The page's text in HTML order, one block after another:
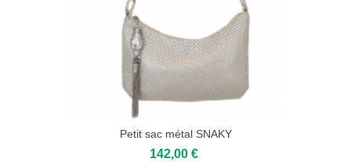
Petit sac métal SNAKY
142,00 €